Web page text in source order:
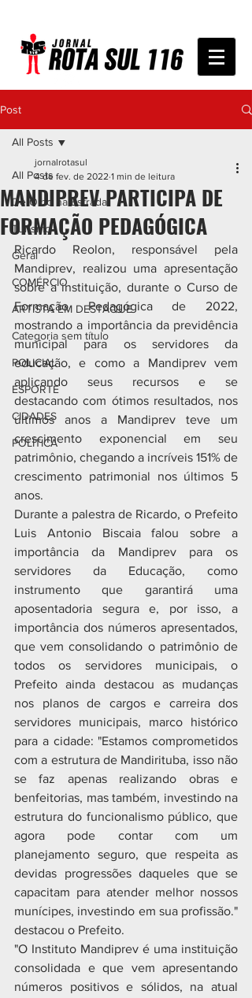
Post
All Posts
De Olho na Estrada
Turismo
Geral
COMÉRCIO
ARTISTA EM DESTAQUE
Categoria sem título
POLICIAL
ESPORTE
CIDADES
POLÍTICA
All Posts
MANDIPREV PARTICIPA DE
FORMAÇÃO PEDAGÓGICA
jornalrotasul
4 de fev. de 2022 1 min de leitura
Ricardo Reolon, responsável pela
Mandiprev, realizou uma apresentação
sobre a instituição, durante o Curso de
Formação Pedagógica de 2022,
mostrando a importância da previdência
municipal para os servidores da
educação, e como a Mandiprev vem
aplicando seus recursos e se
destacando com ótimos resultados, nos
últimos anos a Mandiprev teve um
crescimento exponencial em seu
patrimônio, chegando a incríveis 151% de
crescimento patrimonial nos últimos 5
anos.
Durante a palestra de Ricardo, o Prefeito
Luis Antonio Biscaia falou sobre a
importância da Mandiprev para os
servidores da Educação, como
instrumento que garantirá uma
aposentadoria segura e, por isso, a
importância dos números apresentados,
que vem consolidando o patrimônio de
todos os servidores municipais, o
Prefeito ainda destacou as mudanças
nos planos de cargos e carreira dos
servidores municipais, marco histórico
para a cidade: "Estamos comprometidos
com a estrutura de Mandirituba, isso não
se faz apenas realizando obras e
benfeitorias, mas também, investindo na
estrutura do funcionalismo público, que
agora pode contar com um
planejamento seguro, que respeita as
devidas progressões daqueles que se
capacitam para atender melhor nossos
munícipes, investindo em sua profissão."
destacou o Prefeito.
"O Instituto Mandiprev é uma instituição
consolidada e que vem apresentando
números positivos e sólidos, na atual